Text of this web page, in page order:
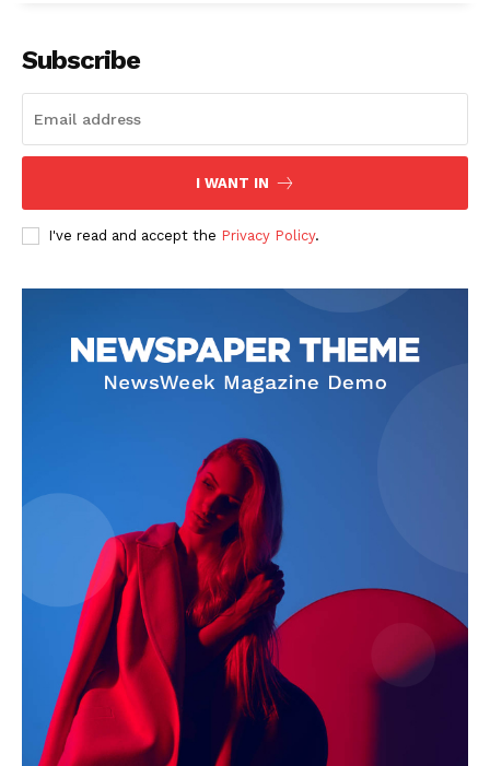
Subscribe
I WANT IN
I've read and accept the Privacy Policy.